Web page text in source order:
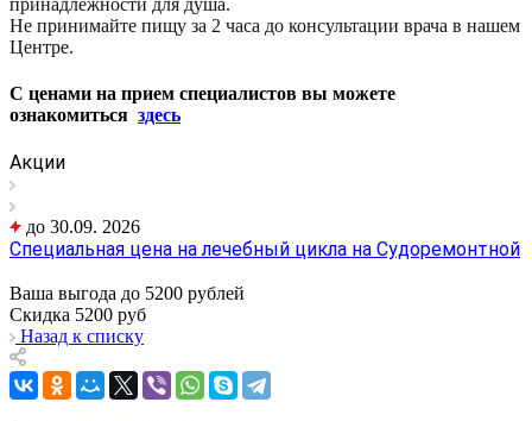
Не принимайте пищу за 2 часа до консультации врача в нашем
Центре.
С ценами на прием специалистов вы можете
ознакомиться здесь
Акции
до 30.09. 2026
Специальная цена на лечебный цикла на Судоремонтной
Ваша выгода до 5200 рублей
Скидка 5200 руб
Назад к списку